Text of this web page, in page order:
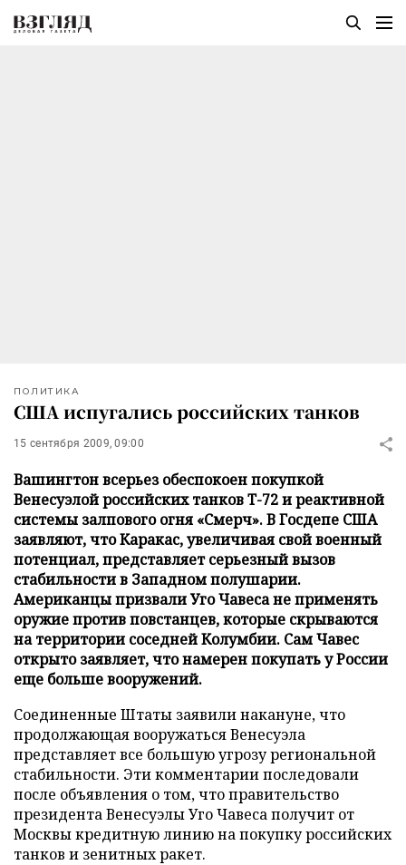
ПОЛИТИКА
США испугались российских танков
15 сентября 2009, 09:00
Вашингтон всерьез обеспокоен покупкой
Венесуэлой российских танков Т-72 и реактивной
системы залпового огня «Смерч». В Госдепе США
заявляют, что Каракас, увеличивая свой военный
потенциал, представляет серьезный вызов
стабильности в Западном полушарии.
Американцы призвали Уго Чавеса не применять
оружие против повстанцев, которые скрываются
на территории соседней Колумбии. Сам Чавес
открыто заявляет, что намерен покупать у России
еще больше вооружений.
Соединенные Штаты заявили накануне, что
продолжающая вооружаться Венесуэла
представляет все большую угрозу региональной
стабильности. Эти комментарии последовали
после объявления о том, что правительство
президента Венесуэлы Уго Чавеса получит от
Москвы кредитную линию на покупку российских
танков и зенитных ракет.